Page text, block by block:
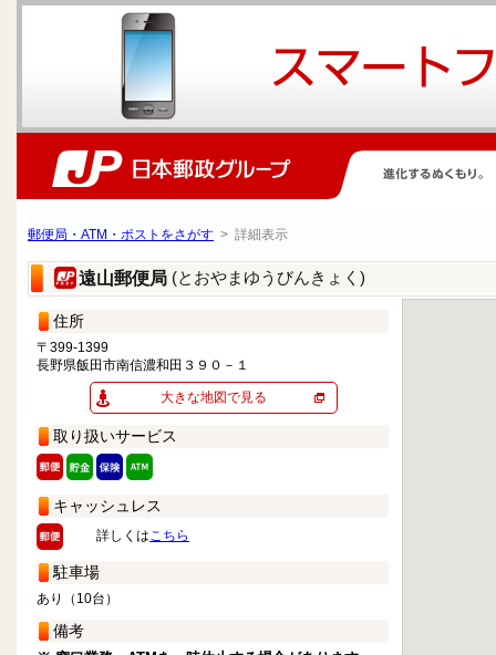
郵便局・ATM・ポストをさがす > 詳細表示
遠山郵便局 (とおやまゆうびんきょく)
住所
〒399-1399
長野県飯田市南信濃和田３９０－１
大きな地図で見る
取り扱いサービス
キャッシュレス
詳しくはこちら
駐車場
あり（10台）
備考